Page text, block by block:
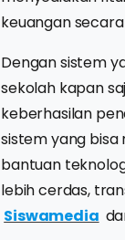
keuangan secara
Dengan sistem
sekolah kapan
keberhasilan
sistem yang
bantuan
lebih cerdas,
Siswamedia